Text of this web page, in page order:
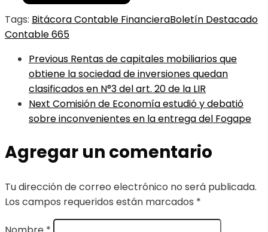
Tags: Bitácora Contable FinancieraBoletín Destacado
Contable 665
Previous Rentas de capitales mobiliarios que
obtiene la sociedad de inversiones quedan
clasificados en N°3 del art. 20 de la LIR
Next Comisión de Economía estudió y debatió
sobre inconvenientes en la entrega del Fogape
Agregar un comentario
Tu dirección de correo electrónico no será publicada.
Los campos requeridos están marcados *